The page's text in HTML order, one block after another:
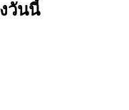
วันนี้